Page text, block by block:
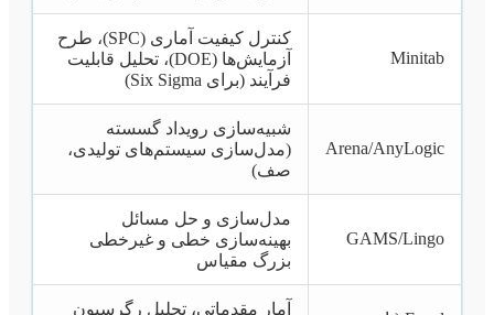
Minitab
کنترل کیفیت آماری (SPC)، طرح
آزمایش‌ها (DOE)، تحلیل قابلیت
فرآیند (برای Six Sigma)
Arena/AnyLogic
شبیه‌سازی رویداد گسسته
(مدل‌سازی سیستم‌های تولیدی،
صف)
GAMS/Lingo
مدل‌سازی و حل مسائل
بهینه‌سازی خطی و غیرخطی
بزرگ مقیاس
آمار مقدماتی، تحلیل رگرسیون